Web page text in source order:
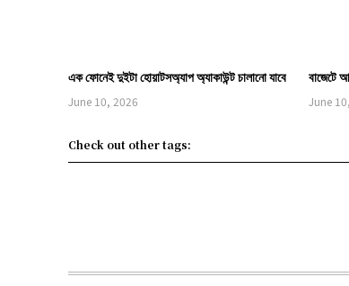
এক ফোনেই দুইটা হোয়াটসঅ্যাপ অ্যাকাউন্ট চালানো যাবে
June 10, 2026
বাজেটে
June
Check out other tags: